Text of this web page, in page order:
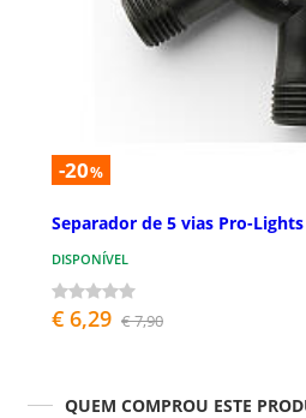
-20%
Separador de 5 vias Pro-
DISPONÍVEL
€ 6,29 € 7,90
QUEM COMPROU ESTE